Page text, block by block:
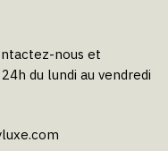
nous et
du lundi au vendredi